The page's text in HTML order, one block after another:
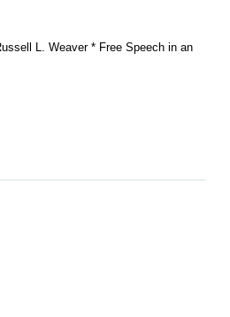
L. Weaver * Free Speech in an